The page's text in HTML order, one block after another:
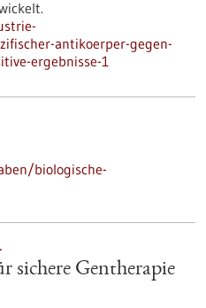
antikoerper-gegen-
ergebnisse-1
biologische-
sichere Gentherapie